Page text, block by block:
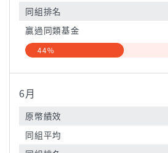
同組排名
贏過同類基金
44%
6月
原幣績效
同組平均